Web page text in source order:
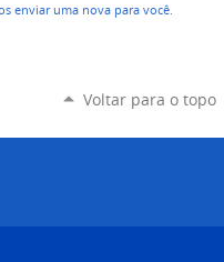
enviar uma nova para você
Voltar para o topo